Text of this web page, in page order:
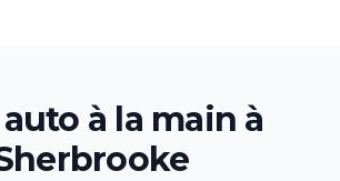
à la main à